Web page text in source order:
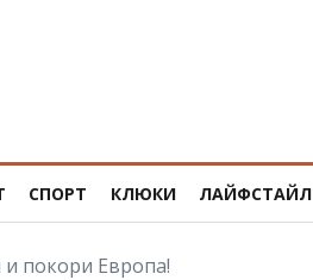
СПОРТ КЛЮКИ ЛАЙФСТАЙЛ
покори Европа!